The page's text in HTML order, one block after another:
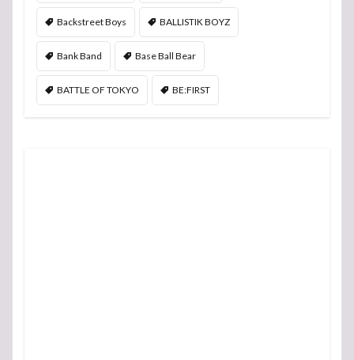
Backstreet Boys BALLISTIK BOYZ
Bank Band Base Ball Bear
BATTLE OF TOKYO BE:FIRST